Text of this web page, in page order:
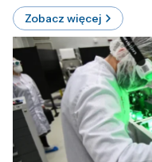
Zobacz więcej